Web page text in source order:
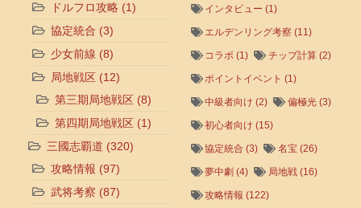
ドルフロ攻略 (1)
協定統合 (3)
少女前線 (8)
局地戦区 (12)
第三期局地戦区 (8)
第四期局地戦区 (1)
三國志覇道 (320)
攻略情報 (97)
武将考察 (87)
インタビュー (1)
エルデンリング考察 (11)
コラボ (1) チップ計算(2)
ポイントイベント (1)
中級者向け (2) 偏極光(3)
初心者向け (15)
協定統合 (3) 名宝 (26)
夢中劇 (4) 局地戦(16)
攻略情報 (122)